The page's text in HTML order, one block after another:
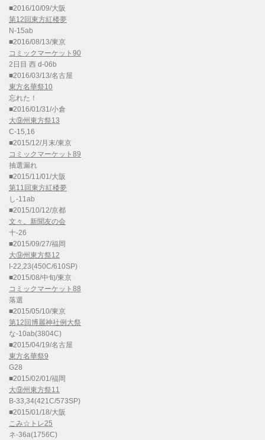
■2016/10/09/大阪
第12回東方紅楼夢
N-15ab
■2016/08/13/東京
コミックマーケット90
2日目 西 d-06b
■2016/03/13/名古屋
東方名華祭10
忘れた！
■2016/01/31/小倉
大⑨州東方祭13
C-15,16
■2015/12/月末/東京
コミックマーケット89
抽選漏れ
■2015/11/01/大阪
第11回東方紅楼夢
し-11ab
■2015/10/12/京都
文々。新聞友の会
十-26
■2015/09/27/福岡
大⑨州東方祭12
I-22,23(450C/610SP)
■2015/08/中旬/東京
コミックマーケット88
落選
■2015/05/10/東京
第12回博麗神社例大祭
な-10ab(3804C)
■2015/04/19/名古屋
東方名華祭9
G28
■2015/02/01/福岡
大⑨州東方祭11
B-33,34(421C/573SP)
■2015/01/18/大阪
こみ☆トレ25
ネ-36a(1756C)